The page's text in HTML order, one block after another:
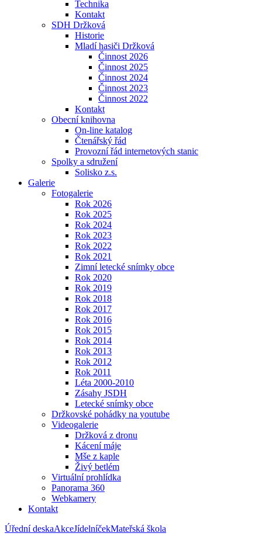
Technika
Kontakt
SDH Držková
Historie
Mladí hasiči Držková
Činnost 2026
Činnost 2025
Činnost 2024
Činnost 2023
Činnost 2022
Kontakt
Obecní knihovna
On-line katalog
Čtenářský řád
Provozní řád internetových stanic
Spolky a sdružení
Solisko z.s.
Galerie
Fotogalerie
Rok 2026
Rok 2025
Rok 2024
Rok 2023
Rok 2022
Rok 2021
Zimní letecké snímky obce
Rok 2020
Rok 2019
Rok 2018
Rok 2017
Rok 2016
Rok 2015
Rok 2014
Rok 2013
Rok 2012
Rok 2011
Léta 2000-2010
Zásahy JSDH
Letecké snímky obce
Držkovské pohádky na youtube
Videogalerie
Držková z dronu
Kácení máje
Mše z kaple
Živý betlém
Virtuální prohlídka
Panorama 360
Webkamery
Kontakt
Úřední deskaAkceJídelníčekMateřská škola